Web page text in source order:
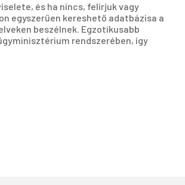
és ha nincs, felírjuk vagy
egyszerűen kereshető adatbázisa a
beszélnek. Egzotikusabb
rendszerében, így